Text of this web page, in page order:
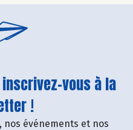
vous à la
!
événements et nos